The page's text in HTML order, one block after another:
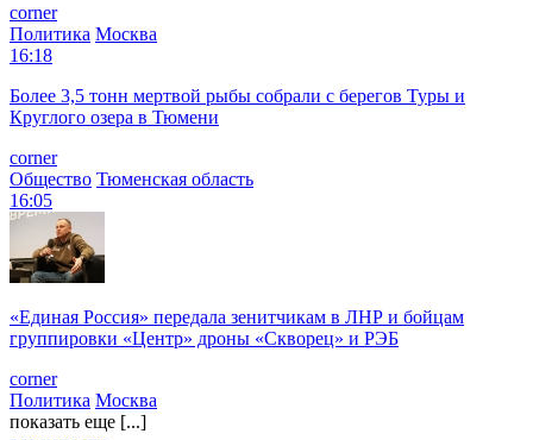
corner
Политика Москва
16:18
Более 3,5 тонн мертвой рыбы собрали с берегов Туры и
Круглого озера в Тюмени
corner
Общество Тюменская область
16:05
«Единая Россия» передала зенитчикам в ЛНР и бойцам
группировки «Центр» дроны «Скворец» и РЭБ
corner
Политика Москва
показать еще [...]